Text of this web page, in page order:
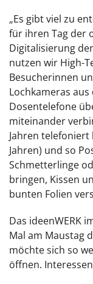
„Es gibt viel zu
für ihren Tag der
Digitalisierung
nutzen wir High-
Besucherinnen
Lochkameras
Dosentelefone
miteinander
Jahren
Jahren) und so
Schmetterlinge
bringen, Kissen
bunten Folien
Das ideenWERK
Mal am Maustag
möchte sich so
öffnen.